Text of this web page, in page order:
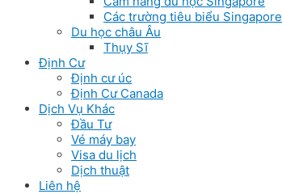
Các trường tiêu biểu Singapore
Du học châu Âu
Thụy Sĩ
Định Cư
Định cư úc
Định Cư Canada
Dịch Vụ Khác
Đầu Tư
Vé máy bay
Visa du lịch
Dịch thuật
Liên hệ